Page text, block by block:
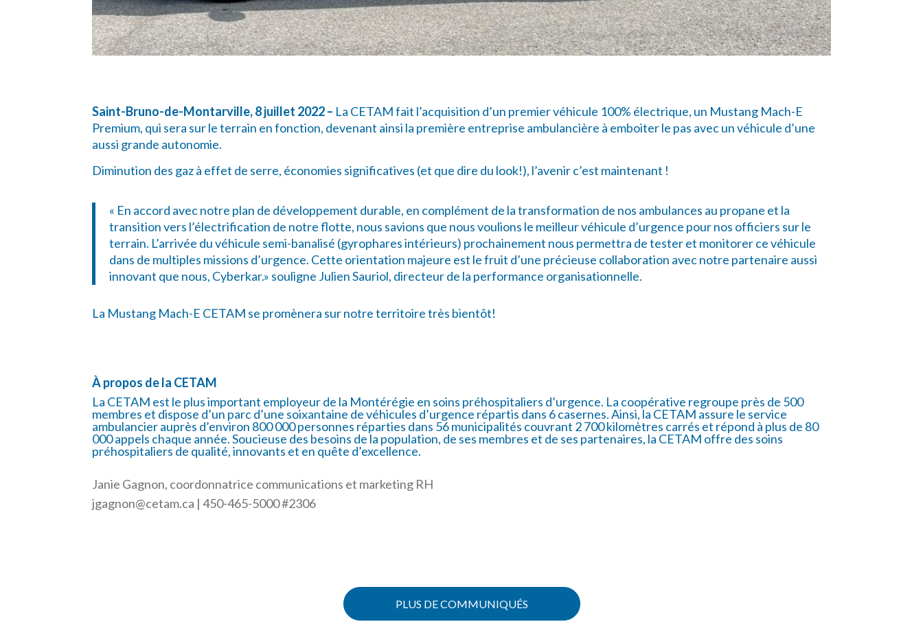
Saint-Bruno-de-Montarville, 8 juillet 2022 – La CETAM fait l’acquisition d’un premier véhicule 100% électrique, un Mustang Mach-E
Premium, qui sera sur le terrain en fonction, devenant ainsi la première entreprise ambulancière à emboiter le pas avec un véhicule d’une
aussi grande autonomie.
Diminution des gaz à effet de serre, économies significatives (et que dire du look!), l’avenir c’est maintenant !
« En accord avec notre plan de développement durable, en complément de la transformation de nos ambulances au propane et la
transition vers l’électrification de notre flotte, nous savions que nous voulions le meilleur véhicule d’urgence pour nos officiers sur le
terrain. L’arrivée du véhicule semi-banalisé (gyrophares intérieurs) prochainement nous permettra de tester et monitorer ce véhicule
dans de multiples missions d’urgence. Cette orientation majeure est le fruit d’une précieuse collaboration avec notre partenaire aussi
innovant que nous, Cyberkar.» souligne Julien Sauriol, directeur de la performance organisationnelle.
La Mustang Mach-E CETAM se promènera sur notre territoire très bientôt!
À propos de la CETAM
La CETAM est le plus important employeur de la Montérégie en soins préhospitaliers d’urgence. La coopérative regroupe près de 500
membres et dispose d’un parc d’une soixantaine de véhicules d’urgence répartis dans 6 casernes. Ainsi, la CETAM assure le service
ambulancier auprès d’environ 800 000 personnes réparties dans 56 municipalités couvrant 2 700 kilomètres carrés et répond à plus de 80
000 appels chaque année. Soucieuse des besoins de la population, de ses membres et de ses partenaires, la CETAM offre des soins
préhospitaliers de qualité, innovants et en quête d’excellence.
Janie Gagnon, coordonnatrice communications et marketing RH
jgagnon@cetam.ca | 450-465-5000 #2306
PLUS DE COMMUNIQUÉS